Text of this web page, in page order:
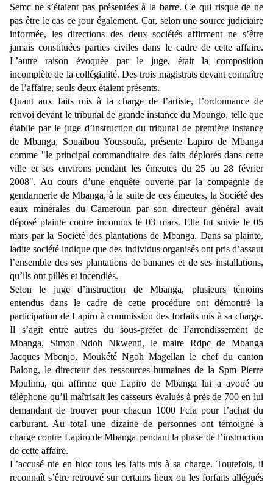
Semc ne s’étaient pas présentées à la barre. Ce qui risque de ne
pas être le cas ce jour également. Car, selon une source judiciaire
informée, les directions des deux sociétés affirment ne s’être
jamais constituées parties civiles dans le cadre de cette affaire.
L’autre raison évoquée par le juge, était la composition
incomplète de la collégialité. Des trois magistrats devant connaître
de l’affaire, seuls deux étaient présents.
Quant aux faits mis à la charge de l’artiste, l’ordonnance de
renvoi devant le tribunal de grande instance du Moungo, telle que
établie par le juge d’instruction du tribunal de première instance
de Mbanga, Souaïbou Youssoufa, présente Lapiro de Mbanga
comme "le principal commanditaire des faits déplorés dans cette
ville et ses environs pendant les émeutes du 25 au 28 février
2008". Au cours d’une enquête ouverte par la compagnie de
gendarmerie de Mbanga, à la suite de ces émeutes, la Société des
eaux minérales du Cameroun par son directeur général avait
déposé plainte contre inconnus le 03 mars. Elle fut suivie le 05
mars par la Société des plantations de Mbanga. Dans sa plainte,
ladite société indique que des individus organisés ont pris d’assaut
l’ensemble des ses plantations de bananes et de ses installations,
qu’ils ont pillés et incendiés.
Selon le juge d’instruction de Mbanga, plusieurs témoins
entendus dans le cadre de cette procédure ont démontré la
participation de Lapiro à commission des forfaits mis à sa charge.
Il s’agit entre autres du sous-préfet de l’arrondissement de
Mbanga, Simon Ndoh Nkwenti, le maire Rdpc de Mbanga
Jacques Mbonjo, Moukété Ngoh Magellan le chef du canton
Balong, le directeur des ressources humaines de la Spm Pierre
Moulima, qui affirme que Lapiro de Mbanga lui a avoué au
téléphone qu’il maîtrisait les casseurs évalués à près de 700 en lui
demandant de trouver pour chacun 1000 Fcfa pour l’achat du
carburant. Au total une dizaine de personnes ont témoigné à
charge contre Lapiro de Mbanga pendant la phase de l’instruction
de cette affaire.
L’accusé nie en bloc tous les faits mis à sa charge. Toutefois, il
reconnaît s’être retrouvé sur certains lieux ou les forfaits allégués